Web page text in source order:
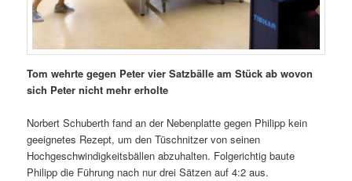
Tom wehrte gegen Peter vier Satzbälle am Stück ab wovon
sich Peter nicht mehr erholte
Norbert Schuberth fand an der Nebenplatte gegen Philipp kein
geeignetes Rezept, um den Tüschnitzer von seinen
Hochgeschwindigkeitsbällen abzuhalten. Folgerichtig baute
Philipp die Führung nach nur drei Sätzen auf 4:2 aus.